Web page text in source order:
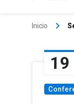
Inicio keyboard_arrow_right
19